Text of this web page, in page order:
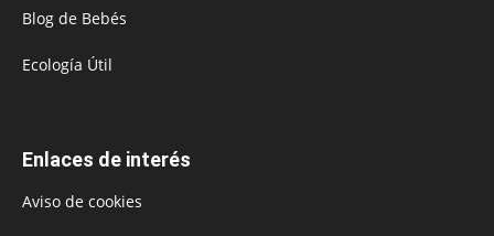
Blog de Bebés
Ecología Útil
Enlaces de interés
Aviso de cookies